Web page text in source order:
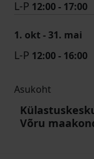
L-P 12:00 - 17:00
1. okt - 31. mai
L-P 12:00 - 16:00
Asukoht
Võru